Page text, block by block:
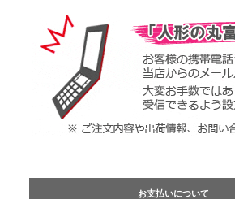
お支払いについて